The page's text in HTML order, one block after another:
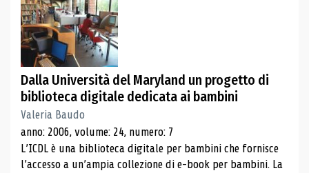
Dalla Università del Maryland un progetto di
biblioteca digitale dedicata ai bambini
Valeria Baudo
anno: 2006, volume: 24, numero: 7
L’ICDL è una biblioteca digitale per bambini che fornisce
l’accesso a un’ampia collezione di e-book per bambini. La